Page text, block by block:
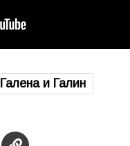
Галена и Галин